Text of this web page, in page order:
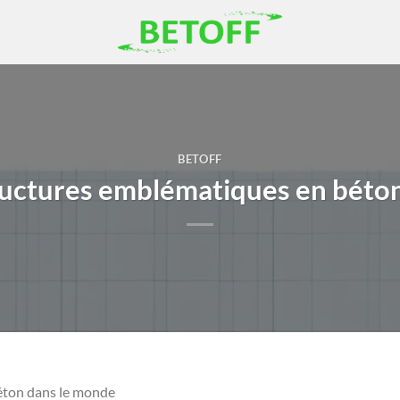
BETOFF
emblématiques en
dans le monde